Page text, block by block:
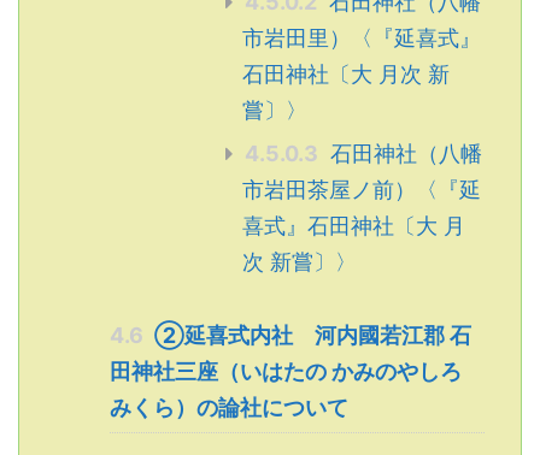
市岩田里）〈『延喜式』
石田神社〔大 月次 新
嘗〕〉
4.5.0.3 石田神社（八幡
市岩田茶屋ノ前）〈『延
喜式』石田神社〔大 月
次 新嘗〕〉
4.6 ②延喜式内社 河内國若江郡 石
田神社三座（いはたの かみのやしろ
みくら）の論社について